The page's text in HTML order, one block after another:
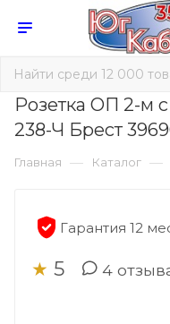
Розетка ОП 2-м
238-Ч Брест
Главная — Каталог —
Гарантия 12
★ 5 4